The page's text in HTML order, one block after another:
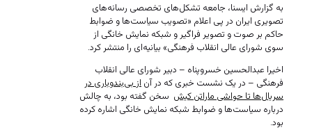
به گزارش ایسنا، جامعه تشکل‌های تخصصی رسانه‌های
تصویری ایران در پی اعلام «تصویب سیاست‌ها و ضوابط
حاکم بر صوت و تصویر فراگیر و شبکه نمایش خانگی از
سوی شورای عالی انقلاب فرهنگی» بیانیه‌ای را منتشر کرد.
اخیرا عبدالحسین خسروپناه – دبیر شورای عالی انقلاب
فرهنگی – در یک نشست خبری که در آن از بی‌بندوباری در
سریال‌ها تا حواشی ماراتن کیش سخن گفته بود، به چالش
درباره سیاست‌ها و ضوابط شبکه نمایش خانگی اشاره کرده
بود.